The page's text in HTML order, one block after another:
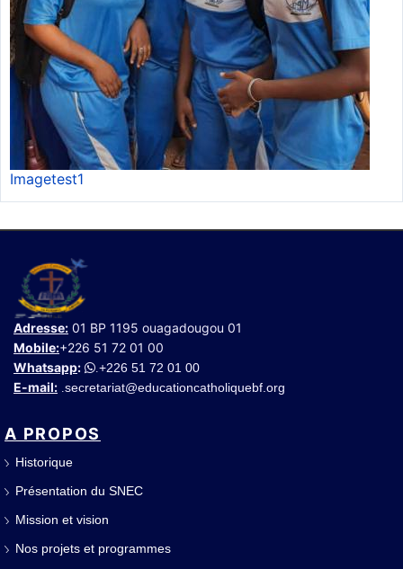
Imagetest1
Adresse: 01 BP 1195 ouagadougou 01
Mobile:+226 51 72 01 00
Whatsapp: +226 51 72 01 00
E-mail: secretariat@educationcatholiquebf.org
A PROPOS
Historique
Présentation du SNEC
Mission et vision
Nos projets et programmes